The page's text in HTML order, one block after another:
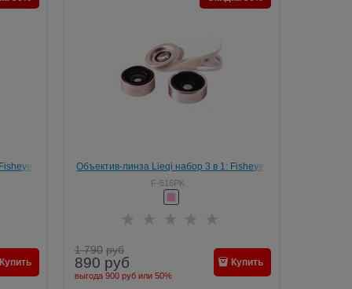
Купить
Объектив-линза Lieqi набор 3 в 1: Fisheye,
Макро объектив, широкоугольная Цвет:
Розовое золото (F-516)
F-516PK
1 790 руб
890 руб
выгода 900 рубили 50%
Купить